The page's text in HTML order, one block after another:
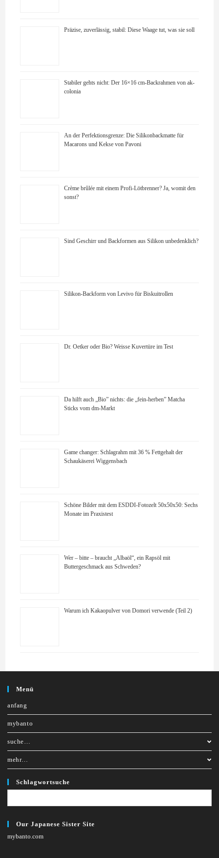
Präzise, zuverlässig, stabil: Diese Waage tut, was sie soll
Stabiler gehts nicht: Der 16×16 cm-Backrahmen von ak-
colonia
An der Perfektionsgrenze: Die Silikonbackmatte für
Macarons und Kekse von Pavoni
Crème brûlée mit einem Profi-Lötbrenner? Ja, womit den
sonst?
Sind Geschirr und Backformen aus Silikon unbedenklich?
Silikon-Backform von Levivo für Biskuitrollen
Dr. Oetker oder Bio? Weisse Kuvertüre im Test
Da hilft auch „Bio” nichts: die „fein-herben” Matcha
Sticks vom dm-Markt
Game changer: Schlagrahm mit 36 % Fettgehalt der
Schaukäserei Wiggensbach
Schöne Bilder mit dem ESDDI-Fotozelt 50x50x50: Sechs
Monate im Praxistest
Wer – bitte – braucht „Albaöl“, ein Rapsöl mit
Buttergeschmack aus Schweden?
Warum ich Kakaopulver von Domori verwende (Teil 2)
Menü
anfang
mybanto
suche…
mehr…
Schlagwortsuche
Our Japanese Sister Site
mybanto.com